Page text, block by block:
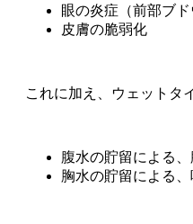
眼の炎症（前部ブ
皮膚の脆弱化
これに加え、ウェットタ
腹水の貯留による
胸水の貯留による